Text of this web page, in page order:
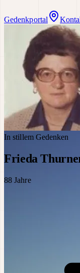
Gedenkportal
In stillem Gedenken
Frieda
88 Jahre